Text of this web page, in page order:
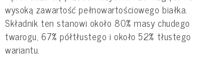
wysoką zawartość pełnowartościowego białka.
Składnik ten stanowi około 80% masy chudego
twarogu, 67% półtłustego i około 52% tłustego
wariantu.